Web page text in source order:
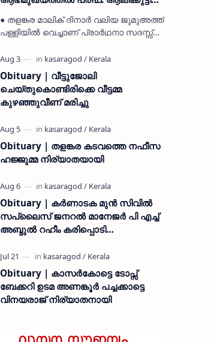
മുസ്ലിയാർ അനുസ്മരണം നടത്തി
● തളങ്കര മാലിക് ദിനാർ വലിയ ജുമുഅത്ത്
പള്ളിയിൽ വെച്ചാണ് പ്രാർഥനാ സദസ്സ്
ഉമർ മുസ്ലിയാർ പരിപാടിക്ക് നേതൃത്വം
നൽകി കാസ…
Obituary | വീട്ടുജോലി
ചെയ്തുകൊണ്ടിരിക്കെ വീട്ടമ്മ
കുഴഞ്ഞുവീണ് മരിച്ചു
Obituary | തളങ്കര കടവത്തെ നഫീസ
ഹജ്ജുമ്മ നിര്യാതയായി
Obituary | കർണാടക മുൻ സിവില്‍
സപ്ലൈസ് ജനറൽ മാനേജർ പി എച്ച്
അബ്ദുൽ റഹീം കരിപ്പൊടി
Obituary | കാസർകോട്ടെ ടോപ്സ്
ബേക്കറി ഉടമ അണങ്കൂർ പച്ചക്കാട്ടെ
വിനയരാജ് നിര്യാതനായി